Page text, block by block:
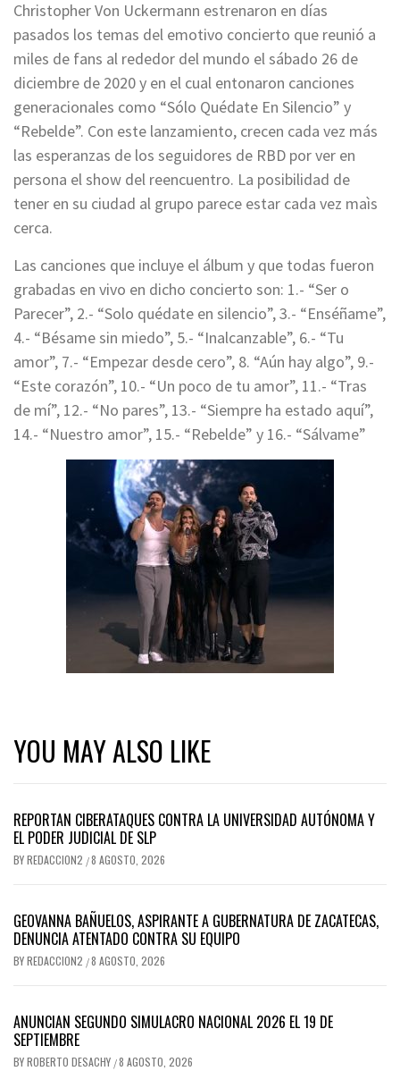
Christopher Von Uckermann estrenaron en días
pasados los temas del emotivo concierto que reunió a
miles de fans al rededor del mundo el sábado 26 de
diciembre de 2020 y en el cual entonaron canciones
generacionales como “Sólo Quédate En Silencio” y
“Rebelde”. Con este lanzamiento, crecen cada vez más
las esperanzas de los seguidores de RBD por ver en
persona el show del reencuentro. La posibilidad de
tener en su ciudad al grupo parece estar cada vez maìs
cerca.
Las canciones que incluye el álbum y que todas fueron
grabadas en vivo en dicho concierto son: 1.- “Ser o
Parecer”, 2.- “Solo quédate en silencio”, 3.- “Enséñame”,
4.- “Bésame sin miedo”, 5.- “Inalcanzable”, 6.- “Tu
amor”, 7.- “Empezar desde cero”, 8. “Aún hay algo”, 9.-
“Este corazón”, 10.- “Un poco de tu amor”, 11.- “Tras
de mí”, 12.- “No pares”, 13.- “Siempre ha estado aquí”,
14.- “Nuestro amor”, 15.- “Rebelde” y 16.- “Sálvame”
YOU MAY ALSO LIKE
REPORTAN CIBERATAQUES CONTRA LA UNIVERSIDAD AUTÓNOMA Y
EL PODER JUDICIAL DE SLP
BYREDACCION2 /8 AGOSTO, 2026
GEOVANNA BAÑUELOS, ASPIRANTE A GUBERNATURA DE ZACATECAS,
DENUNCIA ATENTADO CONTRA SU EQUIPO
BYREDACCION2 /8 AGOSTO, 2026
ANUNCIAN SEGUNDO SIMULACRO NACIONAL 2026 EL 19 DE
SEPTIEMBRE
BYROBERTO DESACHY /8 AGOSTO, 2026